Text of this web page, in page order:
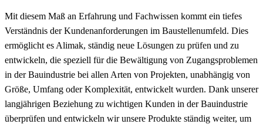
Mit diesem Maß an Erfahrung und Fachwissen kommt ein tiefes
Verständnis der Kundenanforderungen im Baustellenumfeld. Dies
ermöglicht es Alimak, ständig neue Lösungen zu prüfen und zu
entwickeln, die speziell für die Bewältigung von Zugangsproblemen
in der Bauindustrie bei allen Arten von Projekten, unabhängig von
Größe, Umfang oder Komplexität, entwickelt wurden. Dank unserer
langjährigen Beziehung zu wichtigen Kunden in der Bauindustrie
überprüfen und entwickeln wir unsere Produkte ständig weiter, um